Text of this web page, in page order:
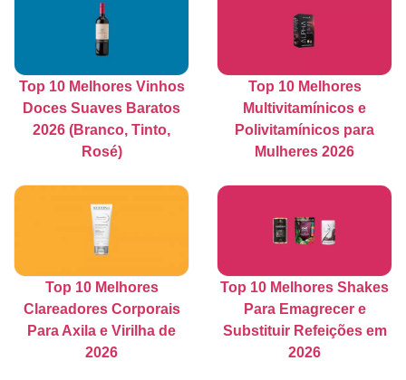
Top 10 Melhores Vinhos
Doces Suaves Baratos
2026 (Branco, Tinto,
Rosé)
Top 10 Melhores
Multivitamínicos e
Polivitamínicos para
Mulheres 2026
Top 10 Melhores
Clareadores Corporais
Para Axila e Virilha de
2026
Top 10 Melhores Shakes
Para Emagrecer e
Substituir Refeições em
2026